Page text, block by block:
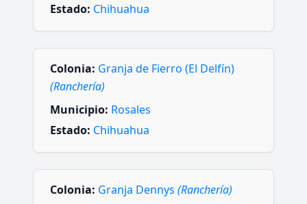
Estado: Chihuahua
Colonia: Granja de Fierro (El Delfín)
(Ranchería)
Municipio: Rosales
Estado: Chihuahua
Colonia: Granja Dennys (Ranchería)